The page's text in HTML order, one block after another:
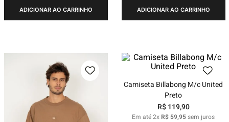
ADICIONAR AO CARRINHO ADICIONAR AO CARRINHO
Camiseta Billabong M/c United
Preto
R$ 119,90
Em até2xR$ 59,95sem juros